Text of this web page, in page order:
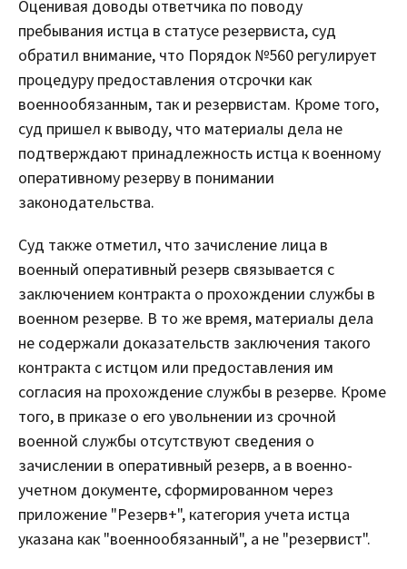
Оценивая доводы ответчика по поводу
пребывания истца в статусе резервиста, суд
обратил внимание, что Порядок №560 регулирует
процедуру предоставления отсрочки как
военнообязанным, так и резервистам. Кроме того,
суд пришел к выводу, что материалы дела не
подтверждают принадлежность истца к военному
оперативному резерву в понимании
законодательства.
Суд также отметил, что зачисление лица в
военный оперативный резерв связывается с
заключением контракта о прохождении службы в
военном резерве. В то же время, материалы дела
не содержали доказательств заключения такого
контракта с истцом или предоставления им
согласия на прохождение службы в резерве. Кроме
того, в приказе о его увольнении из срочной
военной службы отсутствуют сведения о
зачислении в оперативный резерв, а в военно-
учетном документе, сформированном через
приложение "Резерв+", категория учета истца
указана как "военнообязанный", а не "резервист".